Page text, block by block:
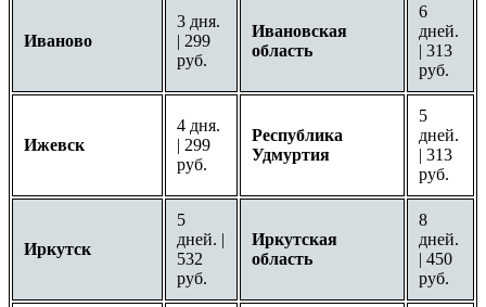
Иваново
3 дня.
| 299
руб.
Ивановская
область
6
дней.
| 313
руб.
Ижевск
4 дня.
| 299
руб.
Республика
Удмуртия
5
дней.
| 313
руб.
Иркутск
5
дней. |
532
руб.
Иркутская
область
8
дней.
| 450
руб.